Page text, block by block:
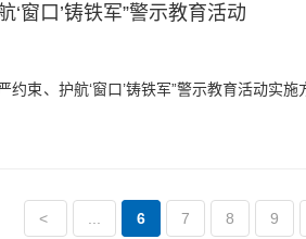
窗口’铸铁军”警示教育活动
束、护航‘窗口’铸铁军”警示教育活动实
< 6 7 8 9